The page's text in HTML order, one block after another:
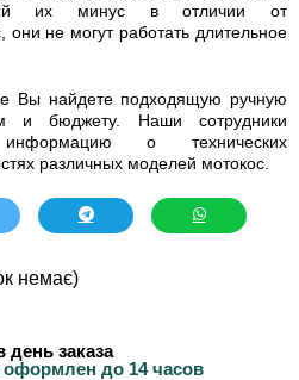
их минус в отличии от
не могут работать длительное
Вы найдете подходящую ручную
и бюджету. Наши сотрудники
о технических
различных моделей мотокос.
немає)
день заказа
оформлен до 14 часов